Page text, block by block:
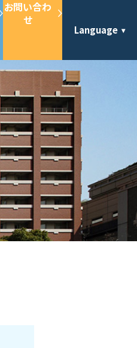
お問い合わ
せ
Language